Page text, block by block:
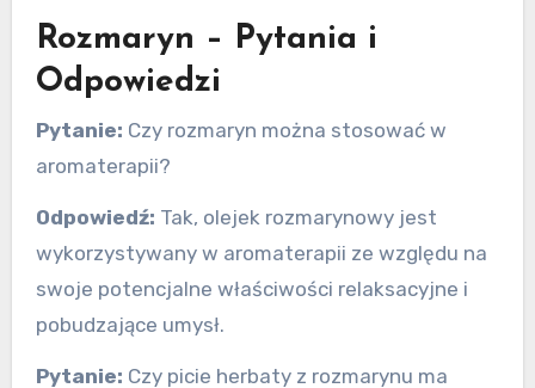
Rozmaryn – Pytania i
Odpowiedzi
Pytanie: Czy rozmaryn można stosować w
aromaterapii?
Odpowiedź: Tak, olejek rozmarynowy jest
wykorzystywany w aromaterapii ze względu na
swoje potencjalne właściwości relaksacyjne i
pobudzające umysł.
Pytanie: Czy picie herbaty z rozmarynu ma